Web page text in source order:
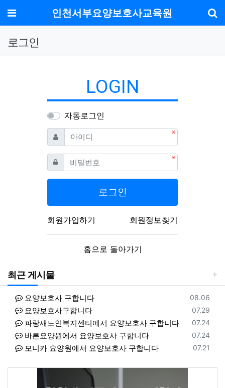
메뉴 인천서부요양보호사교육원
로그인
LOGIN
자동로그인
아이디 필수
비밀번호필수
로그인
회원가입하기 회원정보찾기
홈으로 돌아가기
최근 게시물
등록일
08.06
요양보호사 구합니다
등록일
07.29
요양보호사구합니다
등록일
07.24
파랑새노인복지센터에서 요양보호사 구합니다
등록일
07.24
바른요양원에서 요양보호사 구합니다
등록일
07.21
모니카 요양원에서 요양보호사 구합니다
동서힐링방문요양센터에서 요양보호사 구합니다